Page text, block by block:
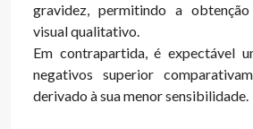
gravidez, permitindo a
visual qualitativo.
Em contrapartida, é expectável
negativos superior
derivado à sua menor sensibilidade.